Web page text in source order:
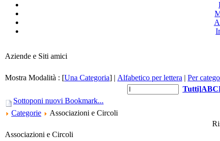
Aziende e Siti amici
Mostra Modalità : [Una Categoria] | Alfabetico per lettera | Per
Tutti]ABC
Sottoponi nuovi Bookmark...
Categorie
Associazioni e Circoli
Associazioni e Circoli